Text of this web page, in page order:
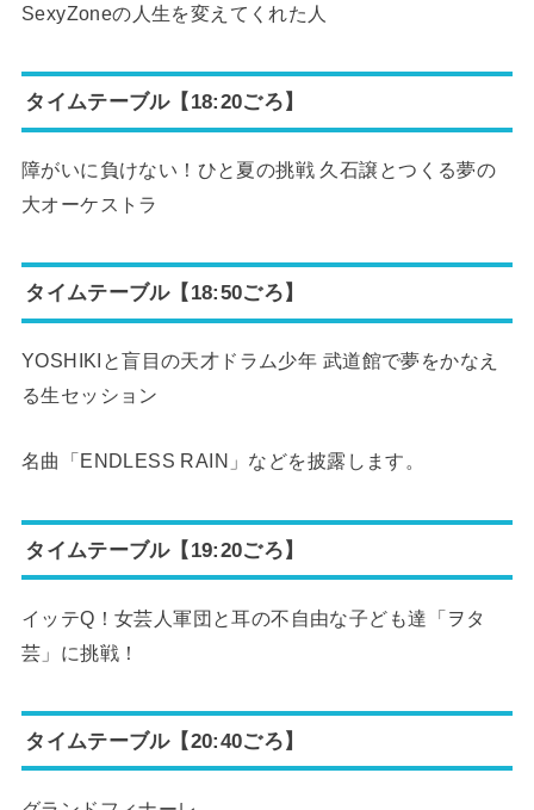
SexyZoneの人生を変えてくれた人
タイムテーブル【18:20ごろ】
障がいに負けない！ひと夏の挑戦 久石譲とつくる夢の
大オーケストラ
タイムテーブル【18:50ごろ】
YOSHIKIと盲目の天才ドラム少年 武道館で夢をかなえ
る生セッション
名曲「ENDLESS RAIN」などを披露します。
タイムテーブル【19:20ごろ】
イッテQ！女芸人軍団と耳の不自由な子ども達「ヲタ
芸」に挑戦！
タイムテーブル【20:40ごろ】